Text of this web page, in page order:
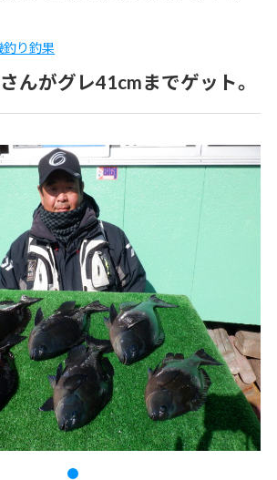
釣り釣果
んがグレ41cmまでゲット。